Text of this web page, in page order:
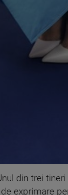
din trei
exprimare